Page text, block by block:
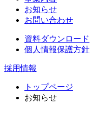
お知らせ
お問い合わせ
資料ダウンロード
個人情報保護方針
採用情報
トップページ
お知らせ